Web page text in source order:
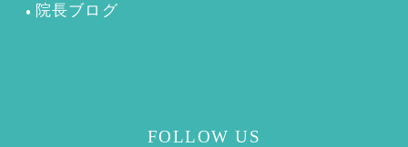
院長ブログ
FOLLOW US